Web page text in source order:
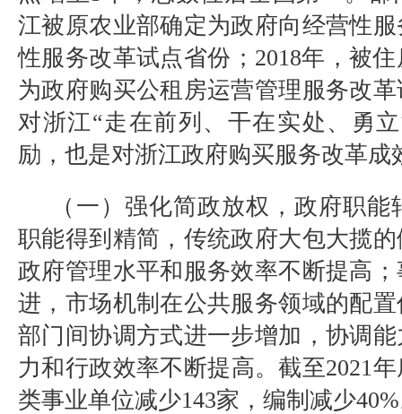
江被原农业部确定为政府向经营性
性服务改革试点省份； 2018年，被
为政府购买公租房运营管理服务改
对浙江“走在前列、干在实处、勇
励，也是对浙江政府购买服务改革成
（一）强化简政放权，政府职
职能得到精简，传统政府大包大揽
政府管理水平和服务效率不断提高
进，市场机制在公共服务领域的配
部门间协调方式进一步增加，协调
力和行政效率不断提高。截至2021年
类事业单位减少143家，编制减少40%